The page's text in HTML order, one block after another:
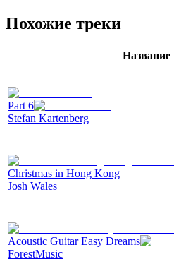
Похожие треки
Название
Part 6
Stefan Kartenberg
Christmas in Hong Kong
Josh Wales
Acoustic Guitar Easy Dreams
ForestMusic